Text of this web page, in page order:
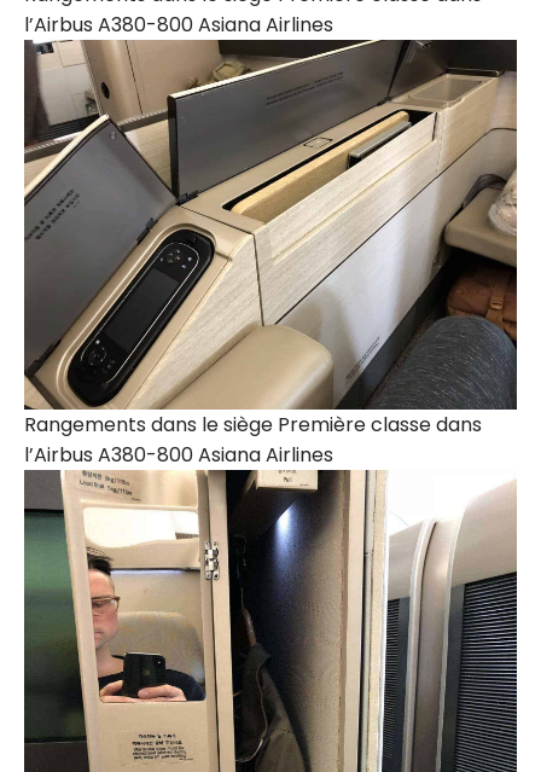
l’Airbus A380-800 Asiana Airlines
Rangements dans le siège Première classe dans
l’Airbus A380-800 Asiana Airlines